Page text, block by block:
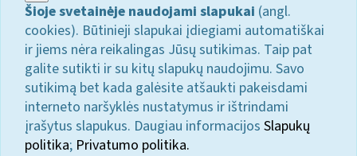
Šioje svetainėje naudojami slapukai (angl.
cookies). Būtinieji slapukai įdiegiami automatiškai
ir jiems nėra reikalingas Jūsų sutikimas. Taip pat
galite sutikti ir su kitų slapukų naudojimu. Savo
sutikimą bet kada galėsite atšaukti pakeisdami
interneto naršyklės nustatymus ir ištrindami
įrašytus slapukus. Daugiau informacijos Slapukų
politika; Privatumo politika.